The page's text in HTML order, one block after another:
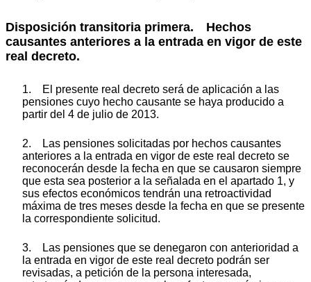
Disposición transitoria primera. Hechos
causantes anteriores a la entrada en vigor de este
real decreto.
1. El presente real decreto será de aplicación a las
pensiones cuyo hecho causante se haya producido a
partir del 4 de julio de 2013.
2. Las pensiones solicitadas por hechos causantes
anteriores a la entrada en vigor de este real decreto se
reconocerán desde la fecha en que se causaron siempre
que esta sea posterior a la señalada en el apartado 1, y
sus efectos económicos tendrán una retroactividad
máxima de tres meses desde la fecha en que se presente
la correspondiente solicitud.
3. Las pensiones que se denegaron con anterioridad a
la entrada en vigor de este real decreto podrán ser
revisadas, a petición de la persona interesada,